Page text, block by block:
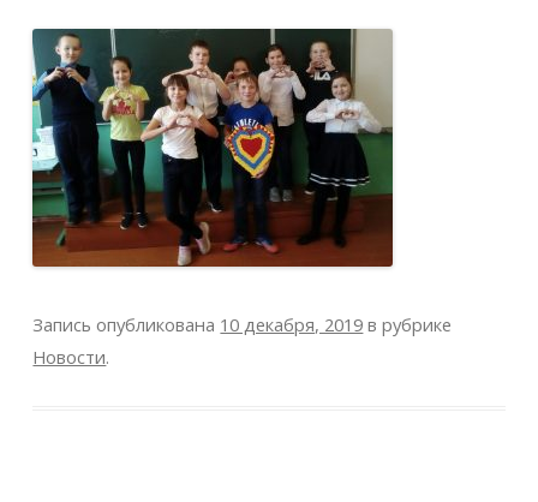
Запись опубликована 10 декабря, 2019 в рубрике
Новости.